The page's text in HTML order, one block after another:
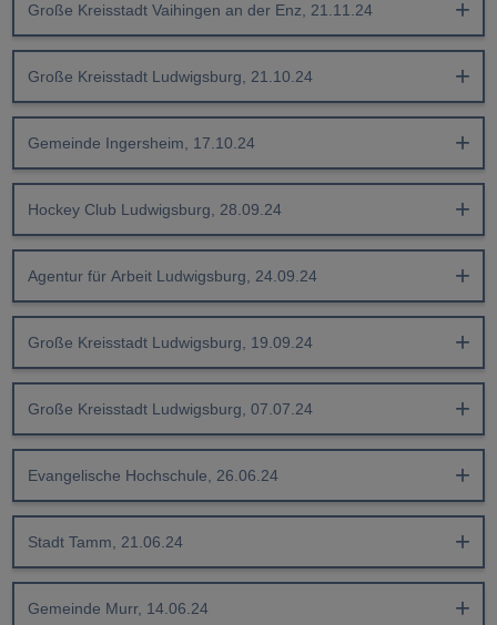
Große Kreisstadt Vaihingen an der Enz, 21.11.24
Große Kreisstadt Ludwigsburg, 21.10.24
Gemeinde Ingersheim, 17.10.24
Hockey Club Ludwigsburg, 28.09.24
Agentur für Arbeit Ludwigsburg, 24.09.24
Große Kreisstadt Ludwigsburg, 19.09.24
Große Kreisstadt Ludwigsburg, 07.07.24
Evangelische Hochschule, 26.06.24
Stadt Tamm, 21.06.24
Gemeinde Murr, 14.06.24